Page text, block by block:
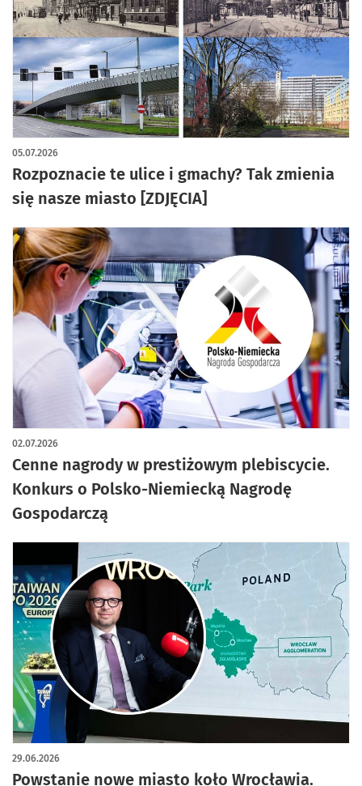
Rozpoznacie te ulice i gmachy? Tak zmienia
się nasze miasto [ZDJĘCIA]
05.07.2026
artykuł z galerią zdjęć
Cenne nagrody w prestiżowym plebiscycie.
Konkurs o Polsko-Niemiecką Nagrodę
Gospodarczą
02.07.2026
Powstanie nowe miasto koło Wrocławia.
29.06.2026